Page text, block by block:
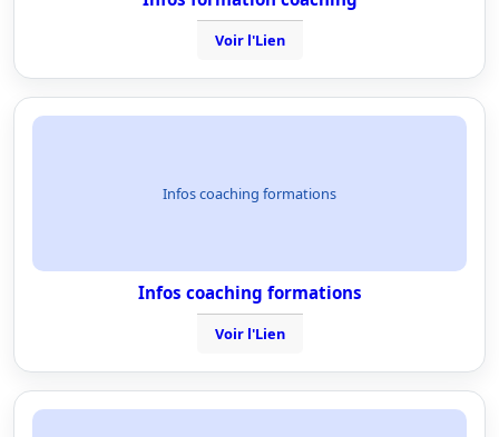
Voir l'Lien
Infos coaching formations
Infos coaching formations
Voir l'Lien